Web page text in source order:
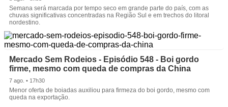
Semana será marcada por tempo seco em grande parte do país, com as
chuvas significativas concentradas na Região Sul e em trechos do litoral
nordestino.
Mercado Sem Rodeios - Episódio 548 - Boi gordo
firme, mesmo com queda de compras da China
7 ago. • 17h30
Menor oferta de boiadas auxiliou para firmeza do boi gordo, mesmo com
queda na exportação.